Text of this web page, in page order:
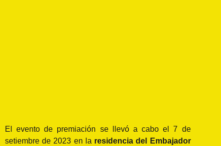
El evento de premiación se llevó a cabo el 7 de
setiembre de 2023 en la residencia del Embajador